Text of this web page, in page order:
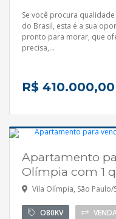
Se você procura
do Brasil, esta é a sua
pronto para morar, que
precisa,...
R$ 410.000,00
Apartamento
Olímpia com 1
Vila Olímpia, São Paulo/
O80KV